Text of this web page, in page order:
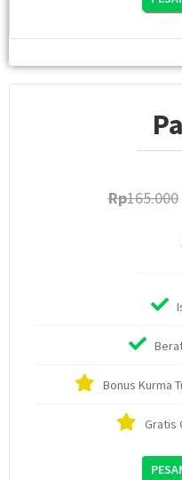
Rp165.000
Bonus Kurma
Gratis